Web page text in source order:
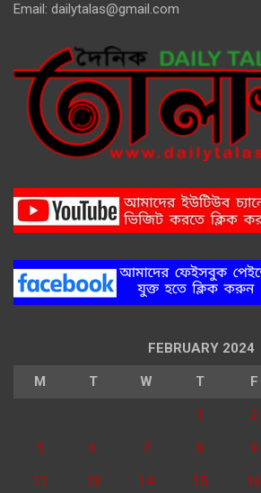
Email: dailytalas@gmail.com
FEBRUARY 2024
M T W T F
1 2
5 6 7 8 9
12 13 14 15 16